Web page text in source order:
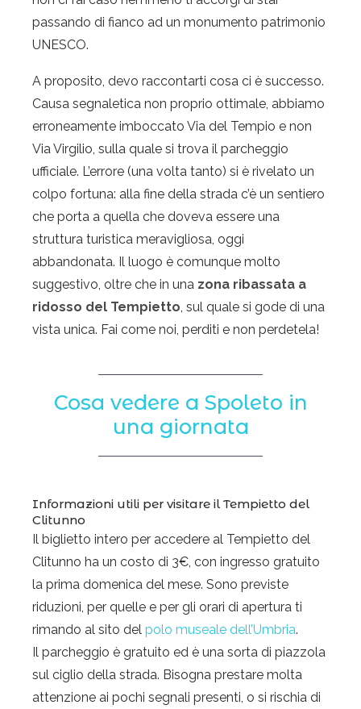
passando di fianco ad un monumento patrimonio
UNESCO.
A proposito, devo raccontarti cosa ci è successo.
Causa segnaletica non proprio ottimale, abbiamo
erroneamente imboccato Via del Tempio e non
Via Virgilio, sulla quale si trova il parcheggio
ufficiale. L’errore (una volta tanto) si è rivelato un
colpo fortuna: alla fine della strada c’è un sentiero
che porta a quella che doveva essere una
struttura turistica meravigliosa, oggi
abbandonata. Il luogo è comunque molto
suggestivo, oltre che in una zona ribassata a
ridosso del Tempietto , sul quale si gode di una
vista unica. Fai come noi, perditi e non perdetela!
Cosa vedere a Spoleto in
una giornata
Informazioni utili per visitare il Tempietto del
Clitunno
Il biglietto intero per accedere al Tempietto del
Clitunno ha un costo di 3€, con ingresso gratuito
la prima domenica del mese. Sono previste
riduzioni, per quelle e per gli orari di apertura ti
rimando al sito del polo museale dell’Umbria.
Il parcheggio è gratuito ed è una sorta di piazzola
sul ciglio della strada. Bisogna prestare molta
attenzione ai pochi segnali presenti, o si rischia di